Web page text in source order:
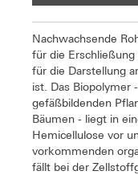
Nachwachsende
für die
für die Darstellung
ist. Das Biopolymer
gefäßbildenden
Bäumen - liegt in
Hemicellulose vor
vorkommenden
fällt bei der